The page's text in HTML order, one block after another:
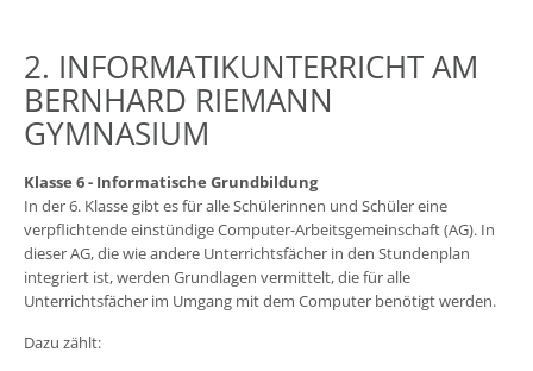
2. INFORMATIKUNTERRICHT AM
BERNHARD RIEMANN
GYMNASIUM
Klasse 6 - Informatische Grundbildung
In der 6. Klasse gibt es für alle Schülerinnen und Schüler eine
verpflichtende einstündige Computer-Arbeitsgemeinschaft (AG). In
dieser AG, die wie andere Unterrichtsfächer in den Stundenplan
integriert ist, werden Grundlagen vermittelt, die für alle
Unterrichtsfächer im Umgang mit dem Computer benötigt werden.
Dazu zählt: